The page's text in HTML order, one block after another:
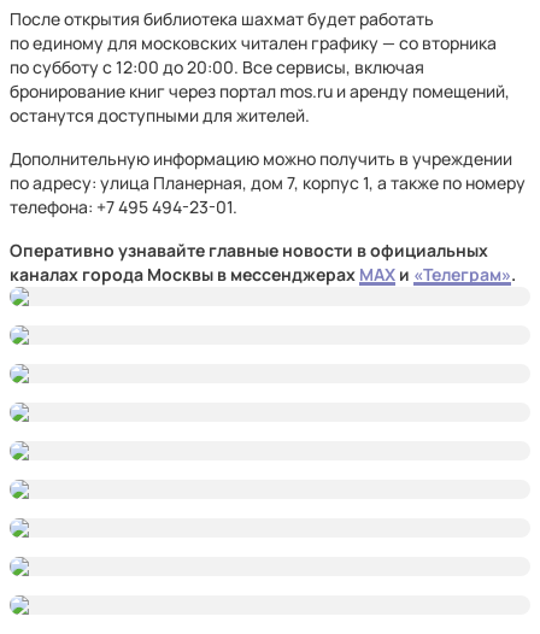
После открытия библиотека шахмат будет работать
по единому для московских читален графику — со вторника
по субботу с 12:00 до 20:00. Все сервисы, включая
бронирование книг через портал mos.ru и аренду помещений,
останутся доступными для жителей.
Дополнительную информацию можно получить в учреждении
по адресу: улица Планерная, дом 7, корпус 1, а также по номеру
телефона: +7 495 494⁠-23⁠-01.
Оперативно узнавайте главные новости в официальных
каналах города Москвы в мессенджерах MAX и «Телеграм».